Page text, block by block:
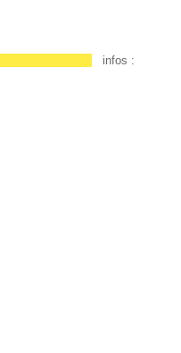
infos :